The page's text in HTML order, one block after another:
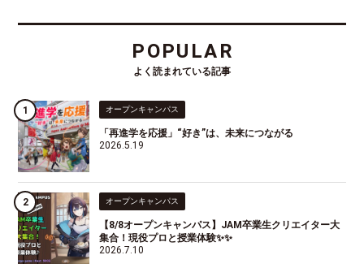
POPULAR
よく読まれている記事
オープンキャンパス
「再進学を応援」“好き”は、未来につながる
2026.5.19
オープンキャンパス
【8/8オープンキャンパス】JAM卒業生クリエイター大
集合！現役プロと授業体験✨✨
2026.7.10